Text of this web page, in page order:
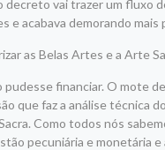
decreto vai trazer um
e acabava demorando
as Belas Artes e a Arte
pudesse financiar. O mote
que faz a análise
Como todos nós
pecuniária e monetária